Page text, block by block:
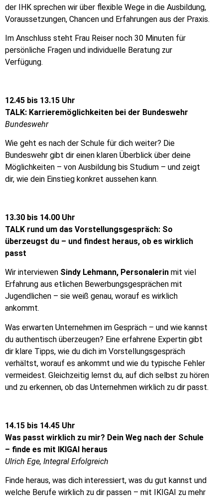
der IHK sprechen wir über flexible Wege in die Ausbildung,
Voraussetzungen, Chancen und Erfahrungen aus der Praxis.
Im Anschluss steht Frau Reiser noch 30 Minuten für
persönliche Fragen und individuelle Beratung zur
Verfügung.
12.45 bis 13.15 Uhr
TALK: Karrieremöglichkeiten bei der Bundeswehr
Bundeswehr
Wie geht es nach der Schule für dich weiter? Die
Bundeswehr gibt dir einen klaren Überblick über deine
Möglichkeiten – von Ausbildung bis Studium – und zeigt
dir, wie dein Einstieg konkret aussehen kann.
13.30 bis 14.00 Uhr
TALK rund um das Vorstellungsgespräch: So
überzeugst du – und findest heraus, ob es wirklich
passt
Wir interviewen Sindy Lehmann, Personalerin mit viel
Erfahrung aus etlichen Bewerbungsgesprächen mit
Jugendlichen – sie weiß genau, worauf es wirklich
ankommt.
Was erwarten Unternehmen im Gespräch – und wie kannst
du authentisch überzeugen? Eine erfahrene Expertin gibt
dir klare Tipps, wie du dich im Vorstellungsgespräch
verhältst, worauf es ankommt und wie du typische Fehler
vermeidest. Gleichzeitig lernst du, auf dich selbst zu hören
und zu erkennen, ob das Unternehmen wirklich zu dir passt.
14.15 bis 14.45 Uhr
Was passt wirklich zu mir? Dein Weg nach der Schule
– finde es mit IKIGAI heraus
Ulrich Ege, Integral Erfolgreich
Finde heraus, was dich interessiert, was du gut kannst und
welche Berufe wirklich zu dir passen – mit IKIGAI zu mehr